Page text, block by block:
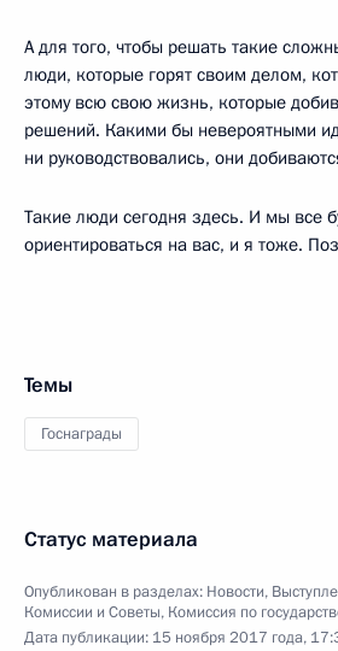
А для того, чтобы решать такие
люди, которые горят своим делом,
этому всю свою жизнь, которые
решений. Какими бы невероятными
ни руководствовались, они
Такие люди сегодня здесь. И мы все
ориентироваться на вас, и я тоже.
Темы
Госнаграды
Статус материала
Опубликован в разделах: Новости,
Комиссии и Советы, Комиссия по
Дата публикации: 15 ноября 2017 года,